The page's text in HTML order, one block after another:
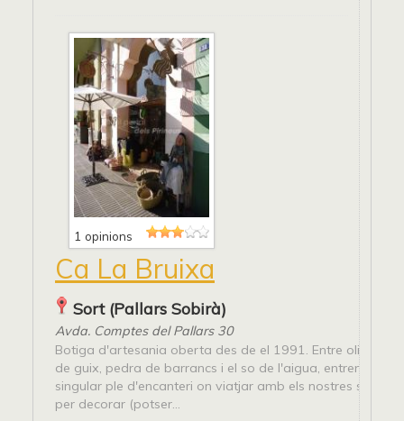
1 opinions
Ca La Bruixa
Sort (Pallars Sobirà)
Avda. Comptes del Pallars 30
Botiga d'artesania oberta des de el 1991. Entre oliveres,
de guix, pedra de barrancs i el so de l'aigua, entrem a un
singular ple d'encanteri on viatjar amb els nostres sentits.
per decorar (potser...